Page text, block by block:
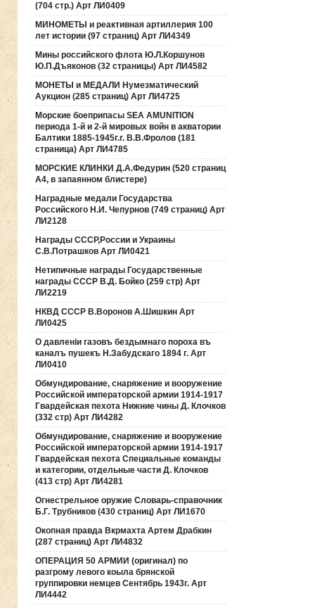
(704 стр.) Арт ЛИ0409
МИНОМЕТЫ и реактивная артиллерия 100
лет истории (97 страниц) Арт ЛИ4349
Мины российского флота Ю.Л.Коршунов
Ю.П.Дъяконов (32 страницы) Арт ЛИ4582
МОНЕТЫ и МЕДАЛИ Нумезматический
Аукцион (285 страниц) Арт ЛИ4725
Морские боеприпасы SEA AMUNITION
периода 1-й и 2-й мировых войн в акватории
Балтики 1885-1945г.г. В.В.Фролов (181
страница) Арт ЛИ4785
МОРСКИЕ КЛИНКИ Д.А.Федурин (520 страниц
А4, в запаянном блистере)
Наградные медали Государства
Российского Н.И. Чепурнов (749 страниц) Арт
ЛИ2128
Награды СССР,России и Украины
С.В.Потрашков Арт ЛИ0421
Нетипичные награды Государственные
награды СССР В.Д. Бойко (259 стр) Арт
ЛИ2219
НКВД СССР В.Воронов А.Шишкин Арт
ЛИ0425
О давленiи газовъ бездымнаго пороха въ
каналъ пушекъ Н.Забудскаго 1894 г. Арт
ЛИ0410
Обмундирование, снаряжение и вооружение
Российской императорской армии 1914-1917
Гвардейская пехота Нижние чины Д. Клочков
(332 стр) Арт ЛИ4282
Обмундирование, снаряжение и вооружение
Российской императорской армии 1914-1917
Гвардейская пехота Специальные команды
и категории, отдельные части Д. Клочков
(413 стр) Арт ЛИ4281
Огнестрельное оружие Словарь-справочник
Б.Г. Трубников (430 страниц) Арт ЛИ1670
Окопная правда Вкрмахта Артем Драбкин
(287 страниц) Арт ЛИ4832
ОПЕРАЦИЯ 50 АРМИИ (оригинал) по
разгрому левого коыла брянской
группировки немцев Сентябрь 1943г. Арт
ЛИ4442